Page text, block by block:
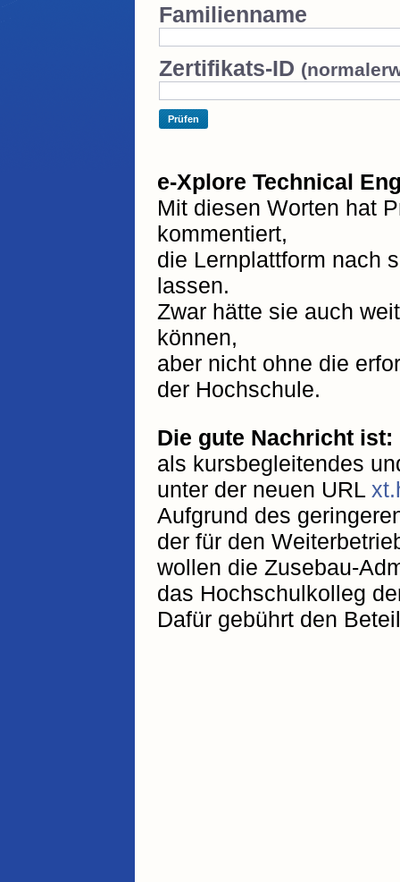
Familienname
Zertifikats-ID
e-Xplore Technical
Mit diesen Worten hat
kommentiert,
die Lernplattform nach
lassen.
Zwar hätte sie auch
können,
aber nicht ohne die
der Hochschule.
Die gute Nachricht
als kursbegleitendes
unter der neuen URL
Aufgrund des
der für den
wollen die Zusebau-
das Hochschulkolleg
Dafür gebührt den